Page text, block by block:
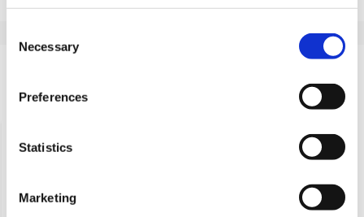
Selection
Necessary
Preferences
Statistics
Marketing
Rozszerzający się zakres
22,0 - 24,0 mm
Seria
Ostatnio oglądane